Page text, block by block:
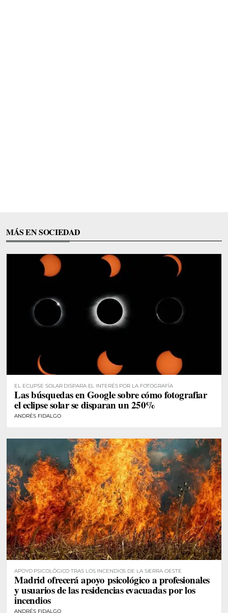
MÁS EN SOCIEDAD
EL ECLIPSE SOLAR DISPARA EL INTERÉS POR LA FOTOGRAFÍA
Las búsquedas en Google sobre cómo fotografiar
el eclipse solar se disparan un 250%
ANDRÉS FIDALGO
APOYO PSICOLÓGICO TRAS LOS INCENDIOS DE LA SIERRA OESTE
Madrid ofrecerá apoyo psicológico a profesionales
y usuarios de las residencias evacuadas por los
incendios
ANDRÉS FIDALGO